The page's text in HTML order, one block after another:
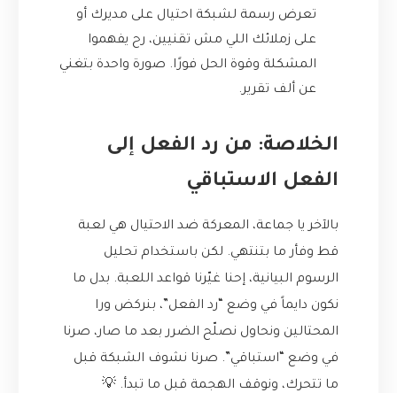
تعرض رسمة لشبكة احتيال على مديرك أو
على زملائك اللي مش تقنيين، رح يفهموا
المشكلة وقوة الحل فورًا. صورة واحدة بتغني
عن ألف تقرير.
الخلاصة: من رد الفعل إلى
الفعل الاستباقي
بالآخر يا جماعة، المعركة ضد الاحتيال هي لعبة
قط وفأر ما بتنتهي. لكن باستخدام تحليل
الرسوم البيانية، إحنا غيّرنا قواعد اللعبة. بدل ما
نكون دايماً في وضع “رد الفعل”، بنركض ورا
المحتالين ونحاول نصلّح الضرر بعد ما صار، صرنا
في وضع “استباقي”. صرنا نشوف الشبكة قبل
ما تتحرك، ونوقف الهجمة قبل ما تبدأ. 💡